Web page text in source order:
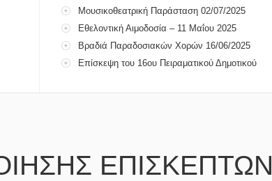
Πολιτιστικού...
Μουσικοθεατρική Παράσταση 02/07/2025
Εθελοντική Αιμοδοσία – 11 Μαΐου 2025
Βραδιά Παραδοσιακών Χορών 16/06/2025
Επίσκεψη του 16ου Πειραματικού Δημοτικού
ΕΠΙΣΚΕΠΤΩΝ